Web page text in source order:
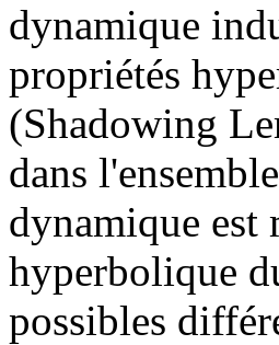
dynamique
propriétés
(Shadowing
dans
dynamique est
hyperbolique
possibles